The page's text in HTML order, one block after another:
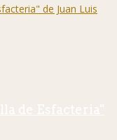
de Esfacteria"